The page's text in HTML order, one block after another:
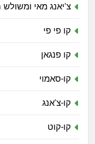
צ'יאנג מאי
קו פי פי
קו פנגאן
קו-סאמוי
קו-צ'אנג
קו-קוט